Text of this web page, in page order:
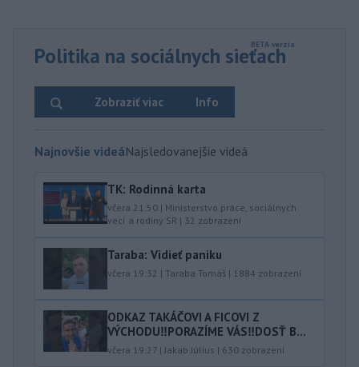
Politika na sociálnych sieťach
Info
Zobraziť viac
Najnovšie videáNajsledovanejšie videá
TK: Rodinná karta
včera 21:50 | Ministerstvo práce, sociálnych
vecí a rodiny SR | 32 zobrazení
Taraba: Vidieť paniku
včera 19:32 | Taraba Tomáš | 1884 zobrazení
ODKAZ TAKÁČOVI A FICOVI Z
VÝCHODU‼️PORAZÍME VÁS‼️DOSŤ B...
včera 19:27 |Jakab Július | 630 zobrazení